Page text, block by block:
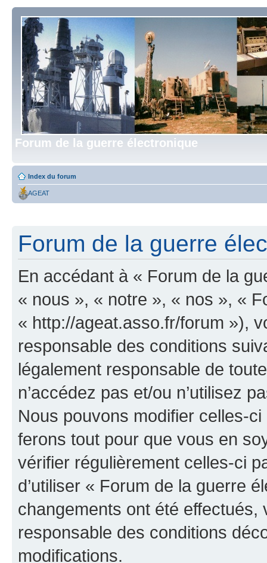
Forum de la guerre électronique
Index du forum
AGEAT
Forum de la guerre
En accédant à « Forum de la
« nous », « notre », « nos », «
« http://ageat.asso.fr/forum »),
responsable des conditions
légalement responsable de
n’accédez pas et/ou n’utilisez
Nous pouvons modifier celles-
ferons tout pour que vous en
vérifier régulièrement celles-ci
d’utiliser « Forum de la guerre
changements ont été effectués,
responsable des conditions
modifications.